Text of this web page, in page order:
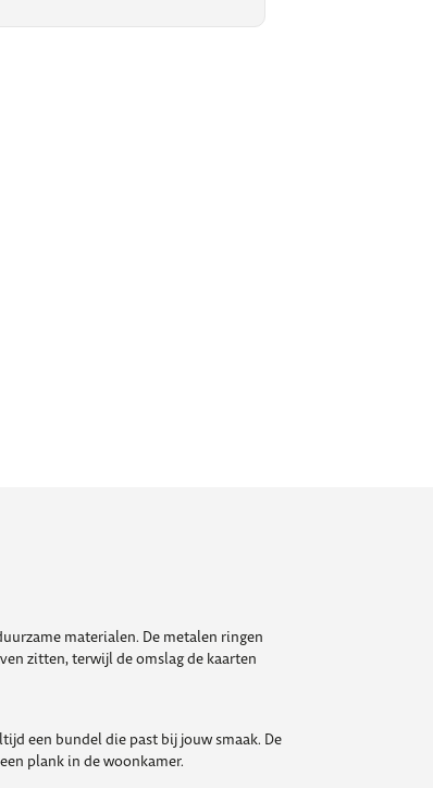
materialen. De metalen ringen
zitten, terwijl de omslag de kaarten
een bundel die past bij jouw smaak. De
plank in de woonkamer.